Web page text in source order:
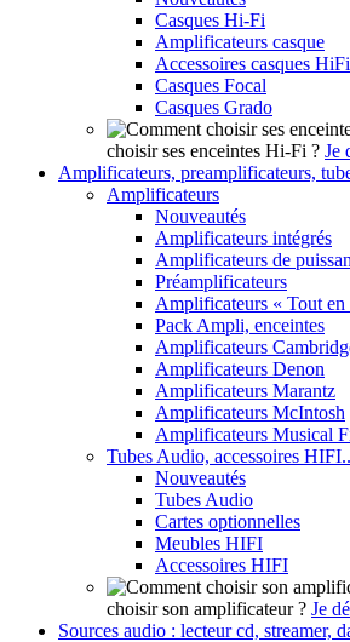
Casques Hi-Fi
Amplificateurs casque
Accessoires casques HiFi
Casques Focal
Casques Grado
choisir ses enceintes Hi-Fi ? Je
Amplificateurs, preamplificateurs,
Amplificateurs
Nouveautés
Amplificateurs intégrés
Amplificateurs de
Préamplificateurs
Amplificateurs « Tout en
Pack Ampli, enceintes
Amplificateurs
Amplificateurs Denon
Amplificateurs Marantz
Amplificateurs McIntosh
Amplificateurs Musical
Tubes Audio, accessoires
Nouveautés
Tubes Audio
Cartes optionnelles
Meubles HIFI
Accessoires HIFI
choisir son amplificateur ? Je
Sources audio : lecteur cd, streamer,